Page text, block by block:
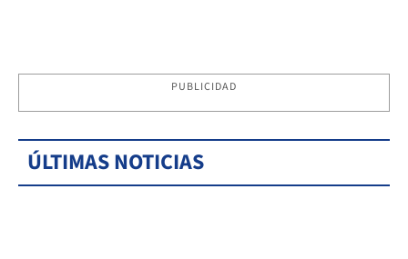
PUBLICIDAD
ÚLTIMAS NOTICIAS